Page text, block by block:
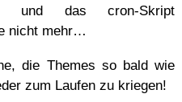
und das cron-Skript
nicht mehr…
die Themes so bald wie
zum Laufen zu kriegen!